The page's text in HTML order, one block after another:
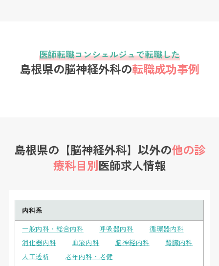
医師転職コンシェルジュで転職した
島根県の脳神経外科の転職成功事例
島根県の【脳神経外科】以外の他の診
療科目別医師求人情報
内科系
一般内科・総合内科
呼吸器内科
循環器内科
消化器内科
血液内科 脳神経内科
腎臓内科
人工透析
老年内科・老健